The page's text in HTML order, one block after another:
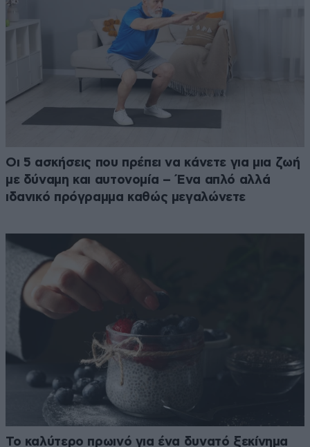
Οι 5 ασκήσεις που πρέπει να κάνετε για μια ζωή
με δύναμη και αυτονομία – Ένα απλό αλλά
ιδανικό πρόγραμμα καθώς μεγαλώνετε
Το καλύτερο πρωινό για ένα δυνατό ξεκίνημα